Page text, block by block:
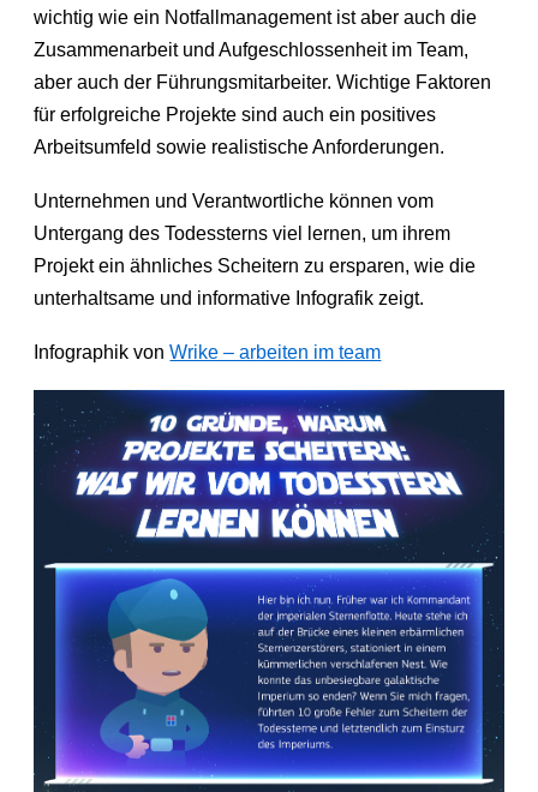
wichtig wie ein Notfallmanagement ist aber auch die
Zusammenarbeit und Aufgeschlossenheit im Team,
aber auch der Führungsmitarbeiter. Wichtige Faktoren
für erfolgreiche Projekte sind auch ein positives
Arbeitsumfeld sowie realistische Anforderungen.
Unternehmen und Verantwortliche können vom
Untergang des Todessterns viel lernen, um ihrem
Projekt ein ähnliches Scheitern zu ersparen, wie die
unterhaltsame und informative Infografik zeigt.
Infographik vonWrike – arbeiten im team